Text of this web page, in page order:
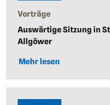
Vorträge
Auswärtige Sitzung in
Allgöwer
Mehr lesen